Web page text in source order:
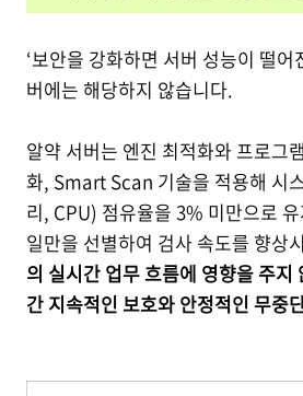
‘보안을 강화하면 서버 성능이 떨어
버에는 해당하지 않습니다.
알약 서버는 엔진 최적화와 프로그
화, Smart Scan 기술을 적용해 시
리, CPU) 점유율을 3% 미만으로
일만을 선별하여 검사 속도를 향상
의 실시간 업무 흐름에 영향을 주지
간 지속적인 보호와 안정적인 무중